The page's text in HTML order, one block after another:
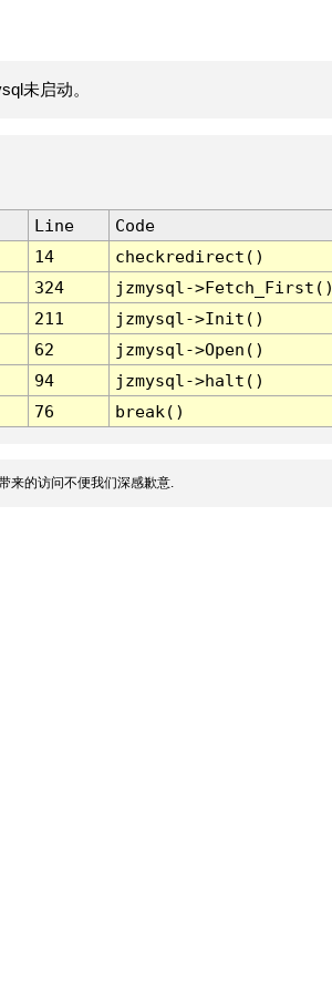
未启动。
Line
Code
14
checkredirect()
324
jzmysql-
211
jzmysql->Init()
62
jzmysql->Open()
94
jzmysql->halt()
76 break()
来的访问不便我们深感歉意.